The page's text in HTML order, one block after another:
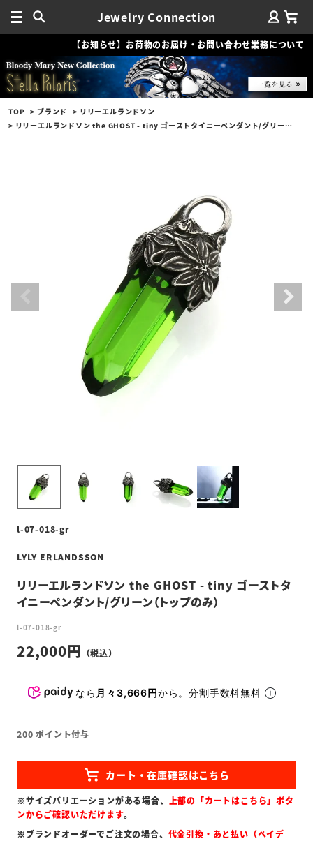
Jewelry Connection
【お知らせ】お荷物のお届け・お問い合わせ業務について
TOP ブランド
リリーエルランドソン
リリーエルランドソン the GHOST - tiny ゴーストタイニーペンダント/グリーン（トップのみ）
l-07-018-gr
LYLY ERLANDSSON
リリーエルランドソン the GHOST - tiny ゴーストタ
イニーペンダント/グリーン（トップのみ）
l-07-018-gr
22,000
なら 月々3,666円から。分割手数料無料
200 ポイント付与
※サイズバリエーションがある場合、 上部の「カートはこちら」ボタ
ンからご確認いただけます。
※ブランドオーダーでご注文の場合、 代金引換・あと払い（ペイデ